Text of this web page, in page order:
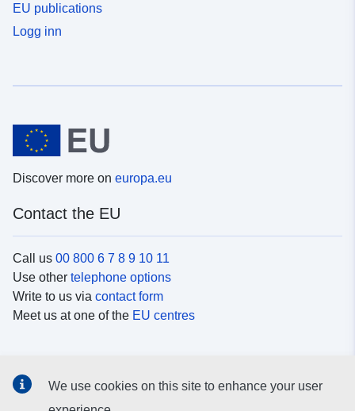
EU publications
Logg inn
Discover more on europa.eu
Contact the EU
Call us 00 800 6 7 8 9 10 11
Use other telephone options
Write to us via contact form
Meet us at one of the EU centres
We use cookies on this site to enhance your user